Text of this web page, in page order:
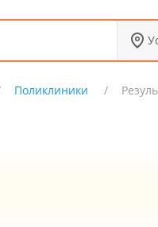
Поликлиники